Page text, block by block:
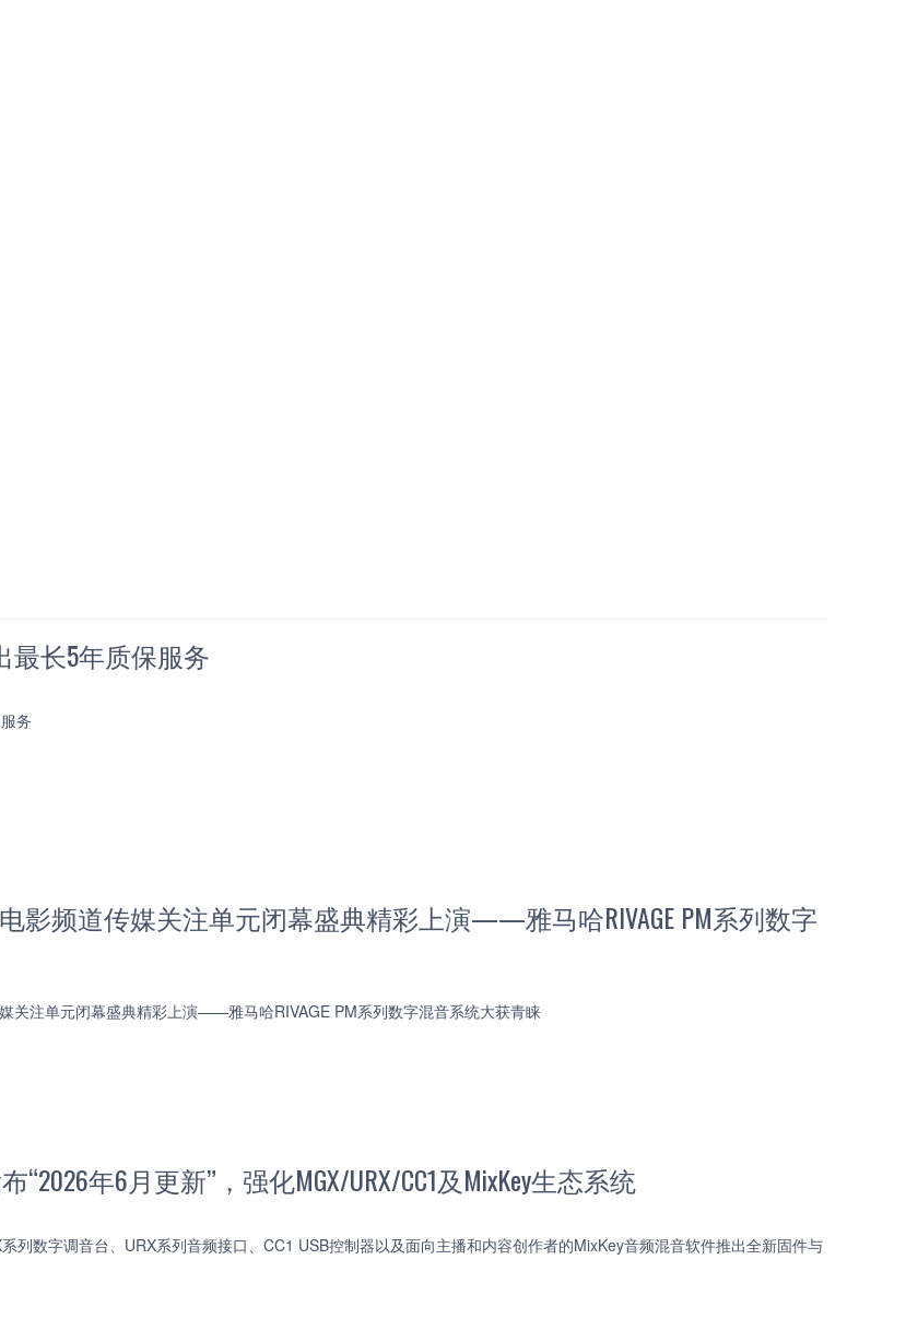
最长5年质保服务
务
电影频道传媒关注单元闭幕盛典精彩上演——雅马哈RIVAGE PM系列数字
关注单元闭幕盛典精彩上演——雅马哈RIVAGE PM系列数字混音系统大获青睐
“2026年6月更新”，强化MGX/URX/CC1及MixKey生态系统
列数字调音台、URX系列音频接口、CC1 USB控制器以及面向主播和内容创作者的MixKey音频混音软件推出全新固件与